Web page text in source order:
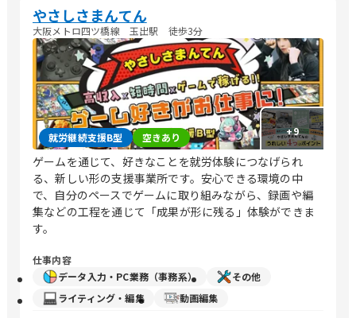
やさしさまんてん
大阪メトロ四ツ橋線 玉出駅 徒歩3分
+9
就労継続支援B型 空きあり
ゲームを通じて、好きなことを就労体験につなげられ
る、新しい形の支援事業所です。安心できる環境の中
で、自分のペースでゲームに取り組みながら、録画や編
集などの工程を通じて「成果が形に残る」体験ができま
す。
仕事内容
データ入力・PC業務（事務系）
その他
ライティング・編集
動画編集